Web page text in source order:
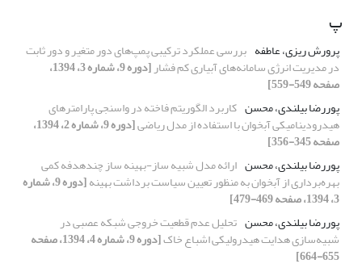
پ
پرورش ریزی، عاطفه بررسی عملکرد ترکیبی پمپ‌های دور متغیر و دور ثابت
در مدیریت انرژی سامانه‌های آبیاری کم فشار [دوره 9، شماره 3، 1394،
صفحه 549-559]
پوررضا بیلندی، محسن کاربرد الگوریتم فاخته در واسنجی پارامترهای
هیدرودینامیکی آبخوان با استفاده از مدل ریاضی [دوره 9، شماره 2، 1394،
صفحه 345-356]
پوررضا بیلندی، محسن ارائه مدل شبیه ساز-بهینه ساز چندهدفه کمی
بهره‌برداری از آبخوان به منظور تعیین سیاست برداشت بهینه [دوره 9، شماره
3، 1394، صفحه 469-479]
پوررضا بیلندی، محسن تحلیل عدم قطعیت خروجی شبکه عصبی در
شبیه‌سازی هدایت هیدرولیکی اشباع خاک [دوره 9، شماره 4، 1394، صفحه
655-664]